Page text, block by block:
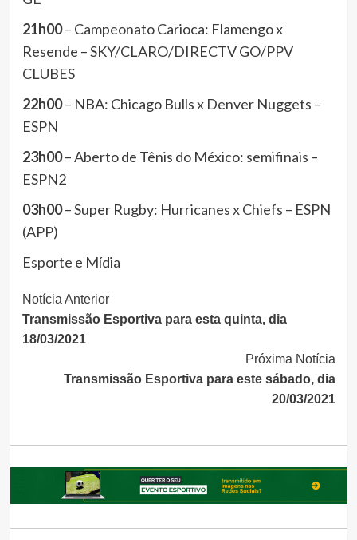
21h00– Campeonato Carioca: Flamengo x
Resende – SKY/CLARO/DIRECTV GO/PPV
CLUBES
22h00– NBA: Chicago Bulls x Denver Nuggets –
ESPN
23h00– Aberto de Tênis do México: semifinais –
ESPN2
03h00– Super Rugby: Hurricanes x Chiefs – ESPN
(APP)
Esporte e Mídia
Continue
Lendo
Notícia Anterior
Transmissão Esportiva para esta quinta, dia
18/03/2021
Próxima Notícia
Transmissão Esportiva para este sábado, dia
20/03/2021